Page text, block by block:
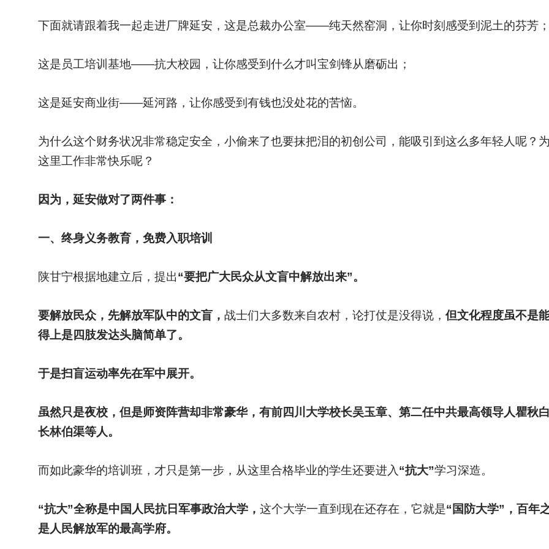
下面就请跟着我一起走进厂牌延安，这是总裁办公室——纯天然窑洞，让你时刻感受到泥土的芬芳；
这是员工培训基地——抗大校园，让你感受到什么才叫宝剑锋从磨砺出；
这是延安商业街——延河路，让你感受到有钱也没处花的苦恼。
为什么这个财务状况非常稳定安全，小偷来了也要抹把泪的初创公司，能吸引到这么多年轻人呢？
这里工作非常快乐呢？
因为，延安做对了两件事：
一、终身义务教育，免费入职培训
陕甘宁根据地建立后，提出“要把广大民众从文盲中解放出来”。
要解放民众，先解放军队中的文盲， 战士们大多数来自农村，论打仗是没得说， 但文化程度虽不是
得上是四肢发达头脑简单了。
于是扫盲运动率先在军中展开。
虽然只是夜校，但是师资阵营却非常豪华，有前四川大学校长吴玉章、第二任中共最高领导人瞿秋
长林伯渠等人。
而如此豪华的培训班，才只是第一步，从这里合格毕业的学生还要进入 “抗大”学习深造。
“抗大”全称是中国人民抗日军事政治大学， 这个大学一直到现在还存在，它就是“国防大学”，百年
是人民解放军的最高学府。